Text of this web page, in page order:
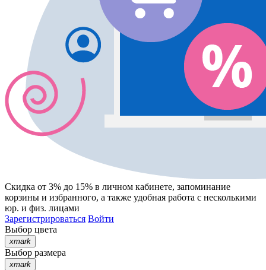
Скидка от 3% до 15% в личном кабинете, запоминание
корзины и избранного, а также удобная работа с несколькими
юр. и физ. лицами
Зарегистрироваться Войти
Выбор цвета
xmark
Выбор размера
xmark